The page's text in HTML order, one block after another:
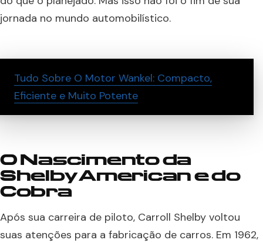
jornada no mundo automobilístico.
Tudo Sobre O Motor Wankel: Compacto,
Eficiente e Muito Potente
O Nascimento da
Shelby American e do
Cobra
Após sua carreira de piloto, Carroll Shelby voltou
suas atenções para a fabricação de carros. Em 1962,